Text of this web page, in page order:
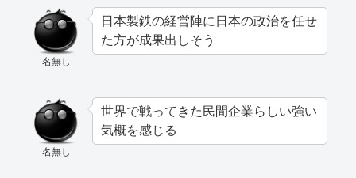
名無し
日本製鉄の経営陣に日本の政治を任せ
た方が成果出しそう
名無し
世界で戦ってきた民間企業らしい強い
気概を感じる